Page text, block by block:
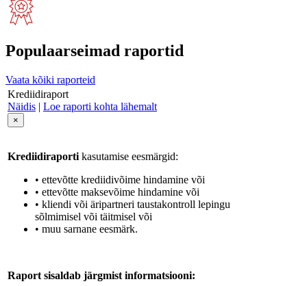
Populaarseimad raportid
Vaata kõiki raporteid
Krediidiraport
Näidis | Loe raporti kohta lähemalt
×
Krediidiraporti kasutamise eesmärgid:
• ettevõtte krediidivõime hindamine või
• ettevõtte maksevõime hindamine või
• kliendi või äripartneri taustakontroll lepingu
sõlmimisel või täitmisel või
• muu sarnane eesmärk.
Raport sisaldab järgmist informatsiooni: